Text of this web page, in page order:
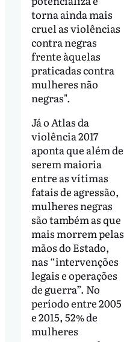
torna ainda mais
cruel as violências
contra negras
frente àquelas
praticadas contra
mulheres não
negras".
Já o Atlas da
violência 2017
aponta que além de
serem maioria
entre as vítimas
fatais de agressão,
mulheres negras
são também as que
mais morrem pelas
mãos do Estado,
nas “intervenções
legais e operações
de guerra”. No
período entre 2005
e 2015, 52% de
mulheres